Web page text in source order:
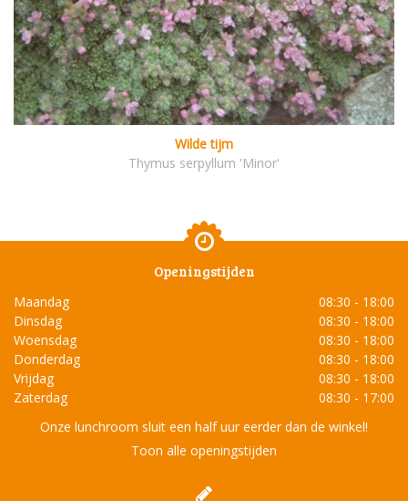
Wilde tijm
Thymus serpyllum 'Minor'
Openingstijden
Maandag
08:30 - 18:00
Dinsdag
08:30 - 18:00
Woensdag
08:30 - 18:00
Donderdag
08:30 - 18:00
Vrijdag
08:30 - 18:00
Zaterdag
08:30 - 17:00
Onze lunchroom sluit een half uur eerder dan de winkel!
Toon alle openingstijden